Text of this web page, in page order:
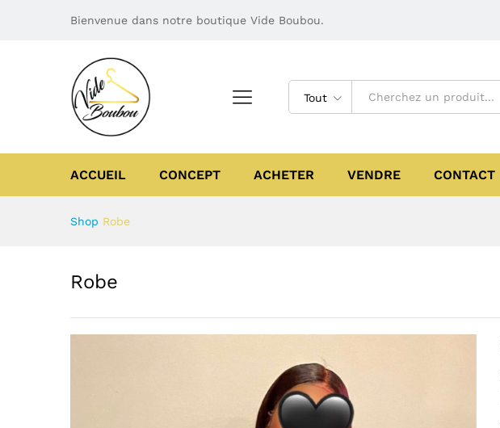
Bienvenue dans notre boutique Vide Boubou.
Tout
ACCUEIL CONCEPT ACHETER VENDRE CONTACT
Shop Robe
Robe